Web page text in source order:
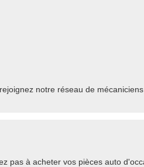
notre réseau de
pas à acheter vos pièces auto